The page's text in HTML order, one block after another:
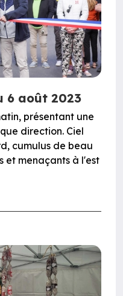
6 août 2023
présentant une
direction. Ciel
cumulus de beau
et menaçants à l'est